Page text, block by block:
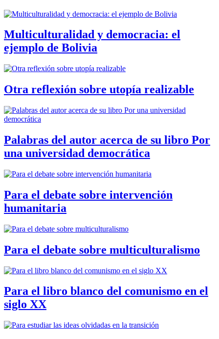
Multiculturalidad y democracia: el
ejemplo de Bolivia
Otra reflexión sobre utopía realizable
Palabras del autor acerca de su libro Por
una universidad democrática
Para el debate sobre intervención
humanitaria
Para el debate sobre multiculturalismo
Para el libro blanco del comunismo en el
siglo XX